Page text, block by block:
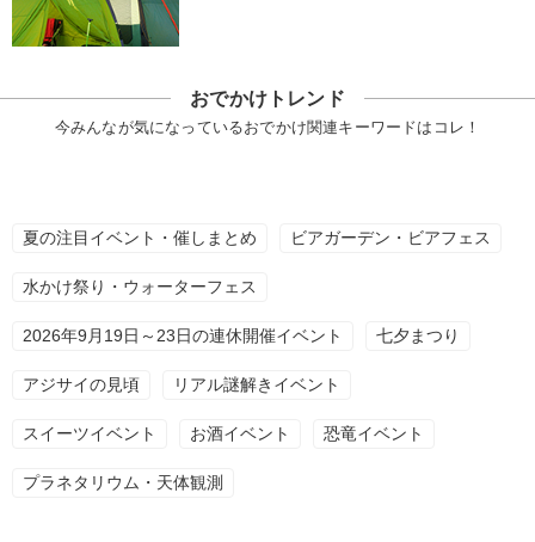
おでかけトレンド
今みんなが気になっているおでかけ関連キーワードはコレ！
夏の注目イベント・催しまとめ ビアガーデン・ビアフェス
水かけ祭り・ウォーターフェス
2026年9月19日～23日の連休開催イベント 七夕まつり
アジサイの見頃 リアル謎解きイベント
スイーツイベント お酒イベント 恐竜イベント
プラネタリウム・天体観測